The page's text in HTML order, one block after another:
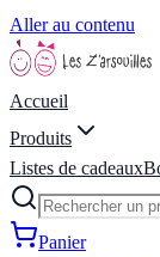
Aller au contenu
Accueil
Produits
Listes de cadeaux
Panier